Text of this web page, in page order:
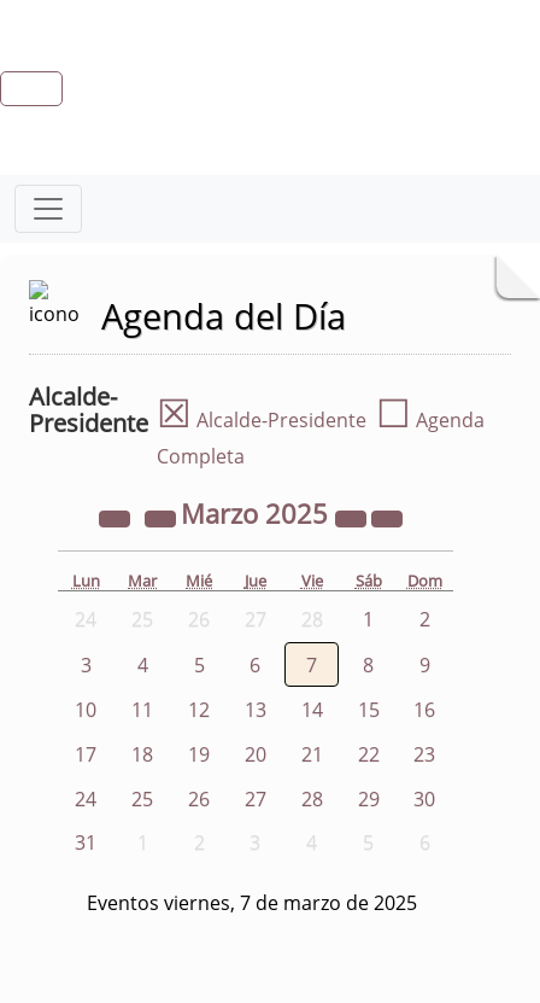
Agenda del Día
Alcalde-
Presidente ☒ Alcalde-Presidente ☐ Agenda
Completa
Marzo 2025
Lun Mar Mié Jue Vie Sáb Dom
24 25 26 27 28 1
2
3
4 5 6 7 8
9
10
11 12 13 14 15
16
17
18 19 20 21 22
23
24
25 26 27 28 29
30
31
1 2 3 4 5 6
Eventos viernes, 7 de marzo de 2025